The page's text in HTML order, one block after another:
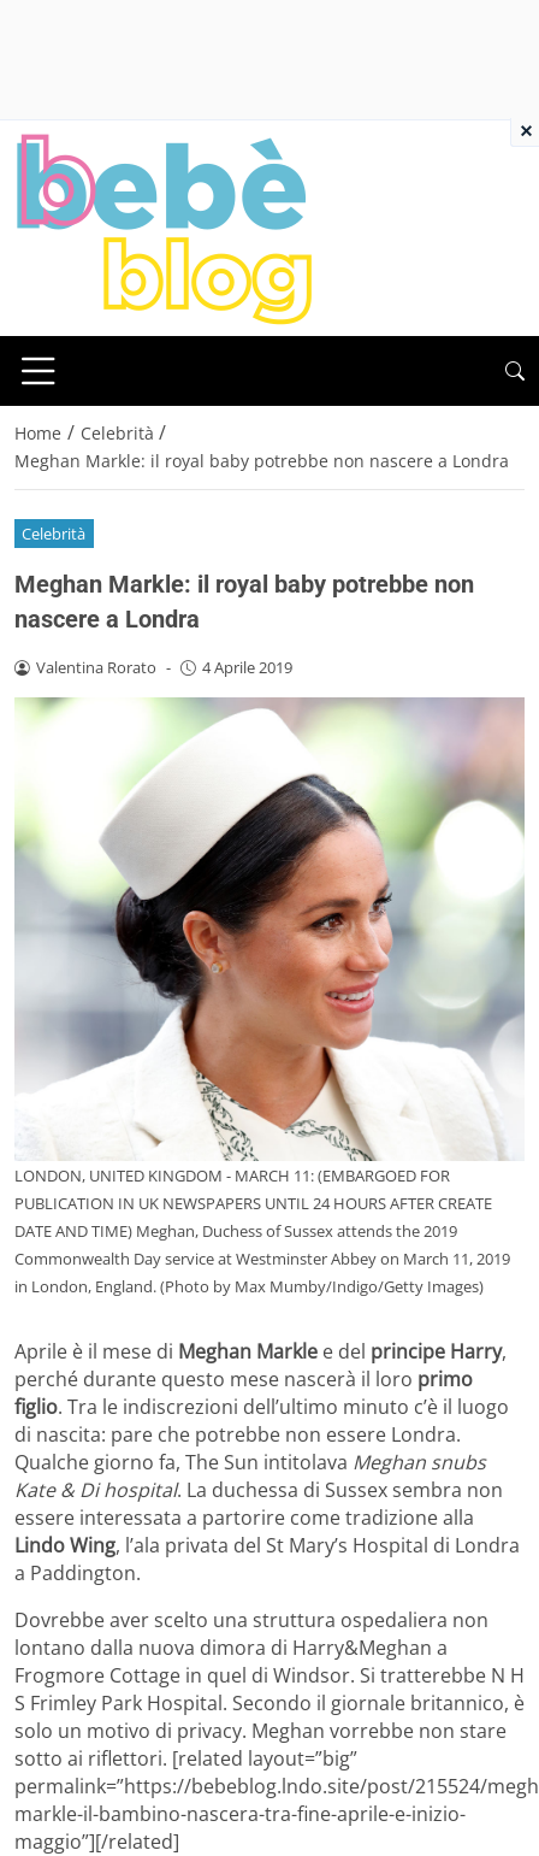
Home / Celebrità /
Meghan Markle: il royal baby potrebbe non nascere a Londra
Celebrità
Meghan Markle: il royal baby potrebbe non
nascere a Londra
Valentina Rorato - 4 Aprile 2019
LONDON, UNITED KINGDOM - MARCH 11: (EMBARGOED FOR
PUBLICATION IN UK NEWSPAPERS UNTIL 24 HOURS AFTER CREATE
DATE AND TIME) Meghan, Duchess of Sussex attends the 2019
Commonwealth Day service at Westminster Abbey on March 11, 2019
in London, England. (Photo by Max Mumby/Indigo/Getty Images)
Aprile è il mese di Meghan Markle e del principe Harry,
perché durante questo mese nascerà il loro primo
figlio. Tra le indiscrezioni dell’ultimo minuto c’è il luogo
di nascita: pare che potrebbe non essere Londra.
Qualche giorno fa, The Sun intitolava Meghan snubs
Kate & Di hospital. La duchessa di Sussex sembra non
essere interessata a partorire come tradizione alla
Lindo Wing, l’ala privata del St Mary’s Hospital di Londra
a Paddington.
Dovrebbe aver scelto una struttura ospedaliera non
lontano dalla nuova dimora di Harry&Meghan a
Frogmore Cottage in quel di Windsor. Si tratterebbe N H
S Frimley Park Hospital. Secondo il giornale britannico, è
solo un motivo di privacy. Meghan vorrebbe non stare
sotto ai riflettori. [related layout=”big”
permalink=”https://bebeblog.lndo.site/post/215524/
markle-il-bambino-nascera-tra-fine-aprile-e-inizio-
maggio”][/related]
×